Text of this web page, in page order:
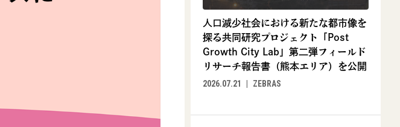
人口減少社会における新たな都市像を
探る共同研究プロジェクト「Post
Growth City Lab」第二弾フィールド
リサーチ報告書（熊本エリア）を公開
2026.07.21
ZEBRAS